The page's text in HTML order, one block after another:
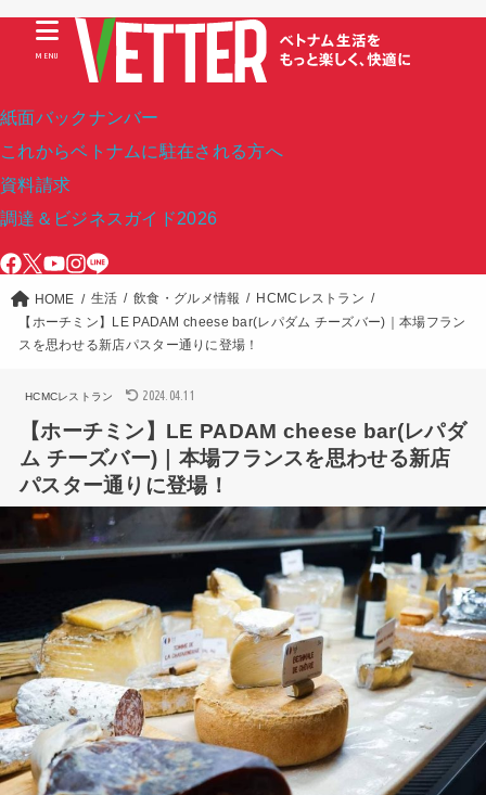
紙面バックナンバー
これからベトナムに駐在される方へ
資料請求
調達＆ビジネスガイド2026
MENU
HOME 生活 飲食・グルメ情報
HCMCレストラン
【ホーチミン】LE PADAM cheese bar(レパダム チーズバー)｜本場フラン
スを思わせる新店パスター通りに登場！
HCMCレストラン 2024.04.11
【ホーチミン】LE PADAM cheese bar(レパダ
ム チーズバー)｜本場フランスを思わせる新店
パスター通りに登場！